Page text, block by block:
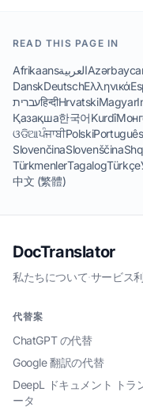
READ THIS PAGE IN
Afrikaansالعربية
DanskDeutschΕλληνικά
עבריתहिन्दीHrvatskiMagyar
Қазақша한국어Kurdî
ଓଡିଆਪੰਜਾਬੀPolski
SlovenčinaSlovenščina
TürkmenlerTagalogTürkçe
中文 (繁體)
DocTranslator
私たちについて·サービス
代替案
ChatGPT の代替
Google 翻訳の代替
DeepL ドキュメント トラ
ータ